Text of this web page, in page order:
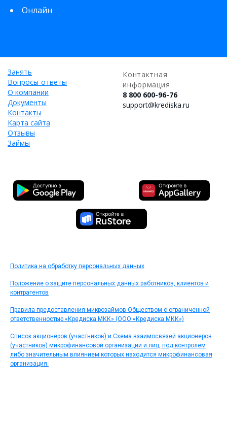
Онлайн
Занять
Вопросы-ответы
О компании
Документы
Контакты
Карта сайта
Отзывы
Займы
Контактная
информация
8 800 600-96-76
support@krediska.ru
Политика на обработку персональных данных
Положение о защите персональных данных работников, клиентов и
контрагентов
Правила предоставления микрозаймов Обществом с ограниченной
ответственностью «Кредиска МКК» (ООО «Кредиска МКК»)
Список акционеров (участников) и Схема взаимосвязей акционеров
(участников) микрофинансовой организации и лиц, под контролем
либо значительным влиянием которых находится микрофинансовая
организация.